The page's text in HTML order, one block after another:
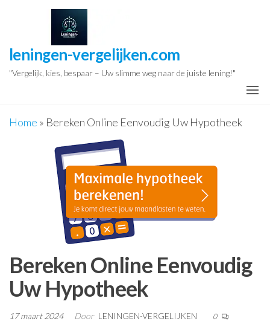
inhoud
leningen-vergelijken.com
"Vergelijk, kies, bespaar – Uw slimme weg naar de juiste lening!"
Home » Bereken Online Eenvoudig Uw Hypotheek
Bereken Online Eenvoudig
Uw Hypotheek
17 maart 2024 Door LENINGEN-VERGELIJKEN 0